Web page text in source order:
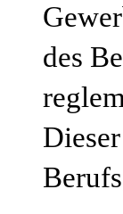
des